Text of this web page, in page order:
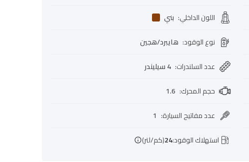
اللون الداخلي: بني
نوع الوقود: هايبرد/هجين
عدد السلندرات: 4 سيليندر
حجم المحرك:
1.6
عدد مفاتيح السيارة:
1
استهلاك الوقود:24(كم/لتر)